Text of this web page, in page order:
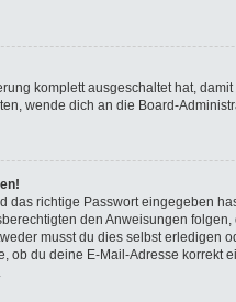
komplett ausgeschaltet hat,
wende dich an die Board-
das richtige Passwort eingegeben
den Anweisungen
musst du dies selbst erledigen
ob du deine E-Mail-Adresse